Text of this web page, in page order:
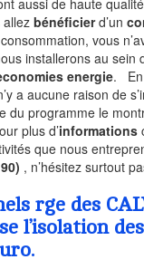
aussi de haute
bénéficierd’un
vous
installerons au sein
energie. En
a aucune raison de
du programme le
plus d’informations
que nous
, n’hésitez surtout
rge des
l’isolation